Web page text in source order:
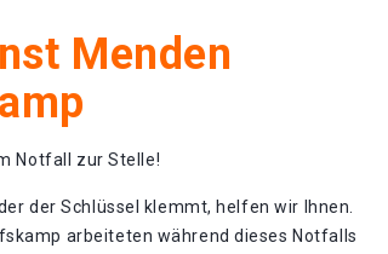
Menden
Notfall zur Stelle!
der Schlüssel klemmt, helfen wir Ihnen.
arbeiteten während dieses Notfalls